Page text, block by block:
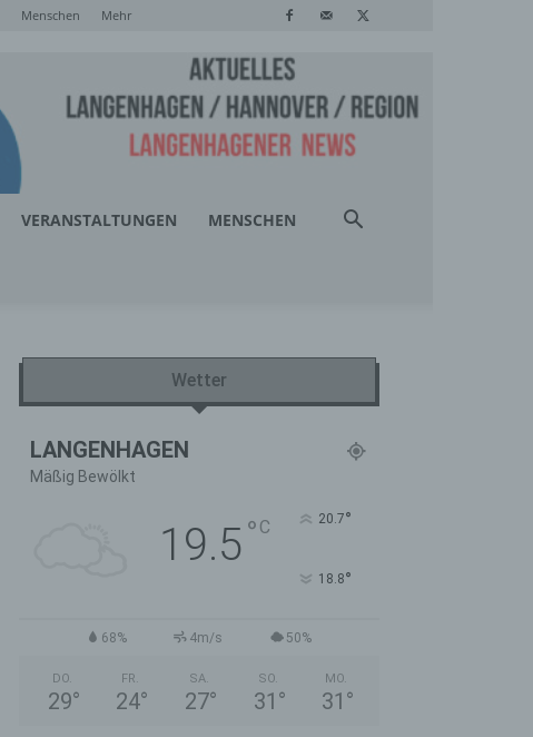
Menschen Mehr
VERANSTALTUNGEN MENSCHEN
Wetter
LANGENHAGEN
Mäßig Bewölkt
19.5° C 20.7°
18.8°
68% 4m/s 50%
DO.
29°
FR.
24°
SA.
27°
SO.
31 °
MO.
31 °